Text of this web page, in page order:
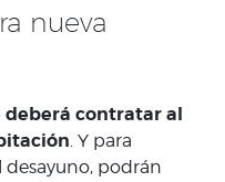
nueva
deberá contratar al
. Y para
podrán